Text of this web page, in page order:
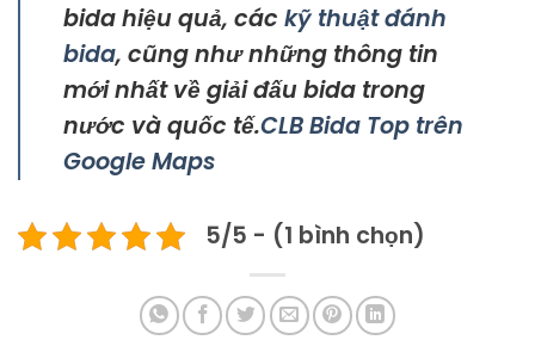
bida hiệu quả, các kỹ thuật đánh
bida, cũng như những thông tin
mới nhất về giải đấu bida trong
nước và quốc tế.CLB Bida Top trên
Google Maps
5/5 - (1 bình chọn)